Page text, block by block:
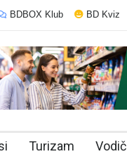
BDBOX Klub BD Kviz
Turizam Vodič